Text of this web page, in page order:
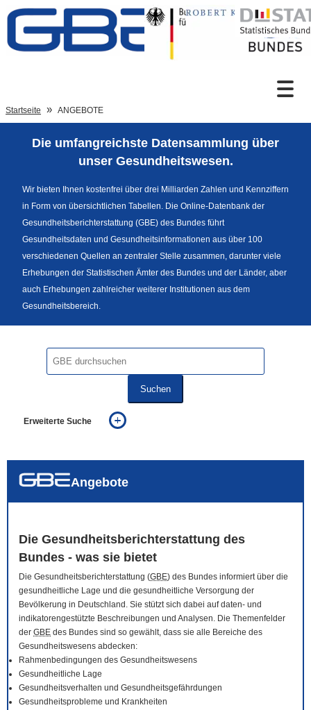
Zum Inhalt
Sprachumschaltung
Fußzeile
Startseite ANGEBOTE
Die umfangreichste Datensammlung über
unser Gesundheitswesen.
Wir bieten Ihnen kostenfrei über drei Milliarden Zahlen und Kennziffern
in Form von übersichtlichen Tabellen. Die Online-Datenbank der
Gesundheitsberichterstattung (GBE) des Bundes führt
Gesundheitsdaten und Gesundheitsinformationen aus über 100
verschiedenen Quellen an zentraler Stelle zusammen, darunter viele
Erhebungen der Statistischen Ämter des Bundes und der Länder, aber
auch Erhebungen zahlreicher weiterer Institutionen aus dem
Gesundheitsbereich.
Suchen
Erweiterte Suche
auch in allen Texten suchen (Volltextsuche)
Angebote
Die Gesundheitsberichterstattung des
Bundes - was sie bietet
Die Gesundheitsberichterstattung (GBE) des Bundes informiert über die
gesundheitliche Lage und die gesundheitliche Versorgung der
Bevölkerung in Deutschland. Sie stützt sich dabei auf daten- und
indikatorengestützte Beschreibungen und Analysen. Die Themenfelder
der GBE des Bundes sind so gewählt, dass sie alle Bereiche des
Gesundheitswesens abdecken:
Rahmenbedingungen des Gesundheitswesens
Gesundheitliche Lage
Gesundheitsverhalten und Gesundheitsgefährdungen
Gesundheitsprobleme und Krankheiten